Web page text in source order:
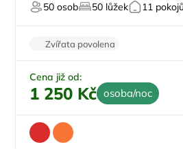
50 osob 50 lůžek 11 pokojů
Zvířata povolena
Cena již od:
1 250 Kč osoba/noc